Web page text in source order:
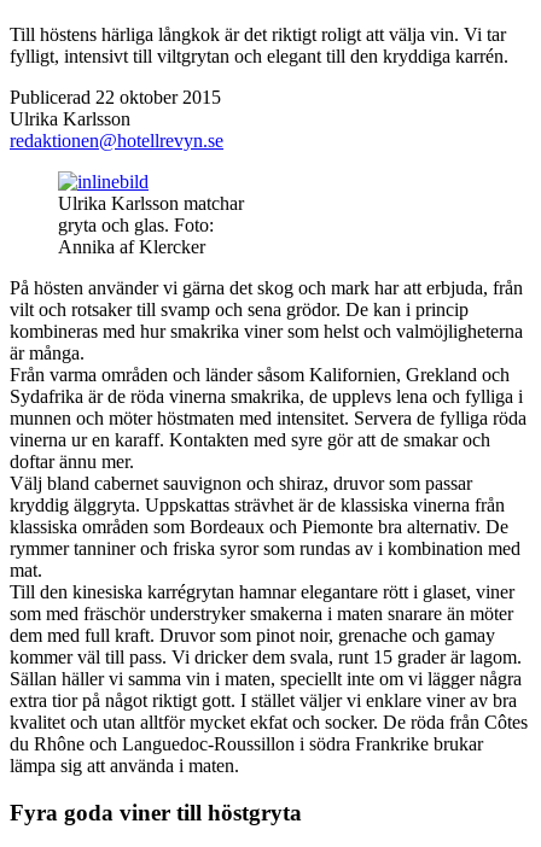
Till höstens härliga långkok är det riktigt roligt att välja vin. Vi tar
fylligt, intensivt till viltgrytan och elegant till den kryddiga karrén.
Publicerad 22 oktober 2015
Ulrika Karlsson
redaktionen@hotellrevyn.se
Ulrika Karlsson matchar
gryta och glas. Foto:
Annika af Klercker
På hösten använder vi gärna det skog och mark har att erbjuda, från
vilt och rotsaker till svamp och sena grödor. De kan i princip
kombineras med hur smakrika viner som helst och valmöjligheterna
är många.
Från varma områden och länder såsom Kalifornien, Grekland och
Sydafrika är de röda vinerna smakrika, de upplevs lena och fylliga i
munnen och möter höstmaten med intensitet. Servera de fylliga röda
vinerna ur en karaff. Kontakten med syre gör att de smakar och
doftar ännu mer.
Välj bland cabernet sauvignon och shiraz, druvor som passar
kryddig älggryta. Uppskattas strävhet är de klassiska vinerna från
klassiska områden som Bordeaux och Piemonte bra alternativ. De
rymmer tanniner och friska syror som rundas av i kombination med
mat.
Till den kinesiska karrégrytan hamnar elegantare rött i glaset, viner
som med fräschör understryker smakerna i maten snarare än möter
dem med full kraft. Druvor som pinot noir, grenache och gamay
kommer väl till pass. Vi dricker dem svala, runt 15 grader är lagom.
Sällan häller vi samma vin i maten, speciellt inte om vi lägger några
extra tior på något riktigt gott. I stället väljer vi enklare viner av bra
kvalitet och utan alltför mycket ekfat och socker. De röda ­från Côtes
du Rhône och Languedoc-Roussillon i södra Frankrike brukar
lämpa sig att använda i maten.
Fyra goda viner till höstgryta